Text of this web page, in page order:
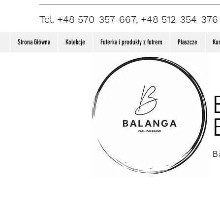
Tel. +48 570-357-667, +48 512-354-376
Strona Główna Kolekcje Futerka i produkty z futrem Płaszcze